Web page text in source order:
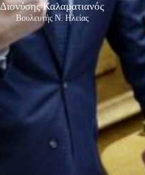
Διονύσης Καλαματιανός
Βουλευτής Ν. Ηλείας